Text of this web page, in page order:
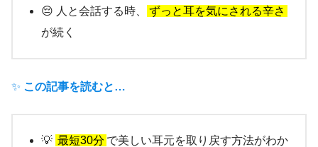
😔 人と会話する時、
ずっと耳を気にされる辛さ
が続く
✨ この記事を読むと…
💡 最短30分 で美しい耳元を取り戻す方法がわか